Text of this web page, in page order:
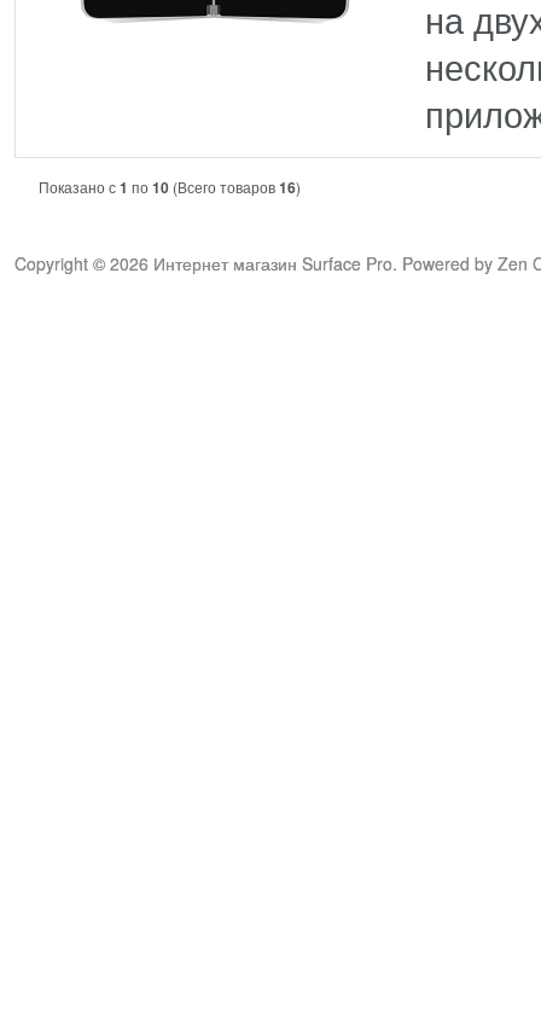
на
Показано с1 по10 (Всего товаров16)
Copyright © 2026 Интернет магазин Surface Pro. Powered by Zen